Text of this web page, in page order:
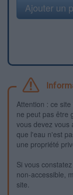
Ajouter un
Attention : ce
ne peut pas être
vous devez vous
que l'eau n'est
une propriété
Si vous
non-accessible,
site.